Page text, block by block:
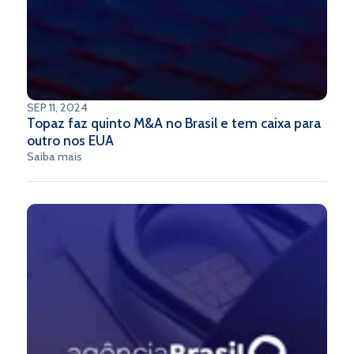
SEP 11, 2024
Topaz faz quinto M&A no Brasil e tem caixa para
outro nos EUA
Saiba mais